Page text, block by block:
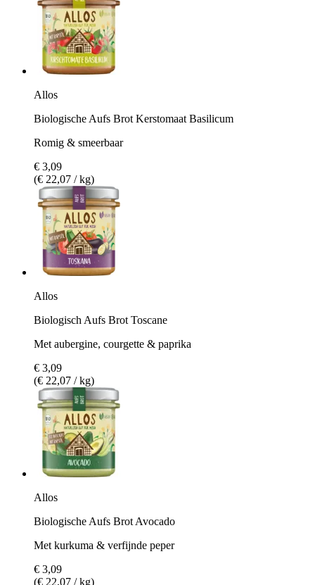
Allos
Biologische Aufs Brot Kerstomaat Basilicum
Romig & smeerbaar
€ 3,09
(€ 22,07 / kg)
Allos
Biologisch Aufs Brot Toscane
Met aubergine, courgette & paprika
€ 3,09
(€ 22,07 / kg)
Allos
Biologische Aufs Brot Avocado
Met kurkuma & verfijnde peper
€ 3,09
(€ 22,07 / kg)